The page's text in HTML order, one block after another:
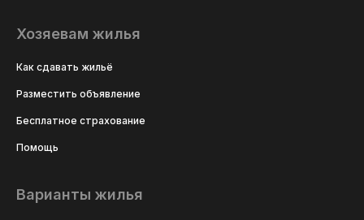
Хозяевам жилья
Как сдавать жильё
Разместить объявление
Бесплатное страхование
Помощь
Варианты жилья